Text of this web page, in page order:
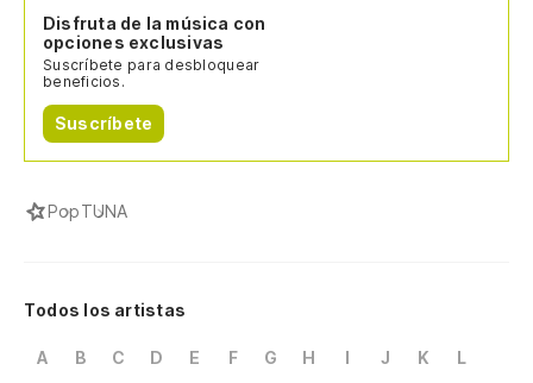
Disfruta de la música con
opciones exclusivas
Suscríbete para desbloquear
beneficios.
Suscríbete
PopTUNA
Todos los artistas
A B C D E F G H I J K
L